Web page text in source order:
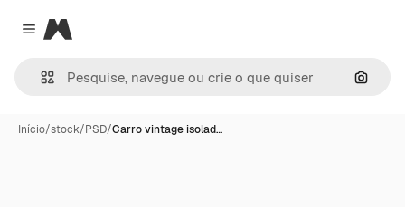
Close menu
Magnific
Início/stock/PSD/Carro vintage isolad…